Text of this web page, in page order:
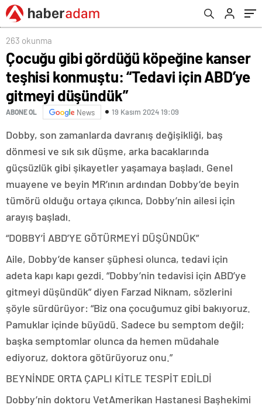
gitmeyi düşündük”
263 okunma
Çocuğu gibi gördüğü köpeğine kanser
teşhisi konmuştu: “Tedavi için ABD’ye
gitmeyi düşündük”
ABONE OL News 19 Kasım 2024 19:09
Dobby, son zamanlarda davranış değişikliği, baş
dönmesi ve sık sık düşme, arka bacaklarında
güçsüzlük gibi şikayetler yaşamaya başladı. Genel
muayene ve beyin MR’ının ardından Dobby’de beyin
tümörü olduğu ortaya çıkınca, Dobby’nin ailesi için
arayış başladı.
“DOBBY’İ ABD’YE GÖTÜRMEYİ DÜŞÜNDÜK”
Aile, Dobby’de kanser şüphesi olunca, tedavi için
adeta kapı kapı gezdi. “Dobby’nin tedavisi için ABD’ye
gitmeyi düşündük” diyen Farzad Niknam, sözlerini
şöyle sürdürüyor: “Biz ona çocuğumuz gibi bakıyoruz.
Pamuklar içinde büyüdü. Sadece bu semptom değil;
başka semptomlar olunca da hemen müdahale
ediyoruz, doktora götürüyoruz onu.”
BEYNİNDE ORTA ÇAPLI KİTLE TESPİT EDİLDİ
Dobby’nin doktoru VetAmerikan Hastanesi Başhekimi